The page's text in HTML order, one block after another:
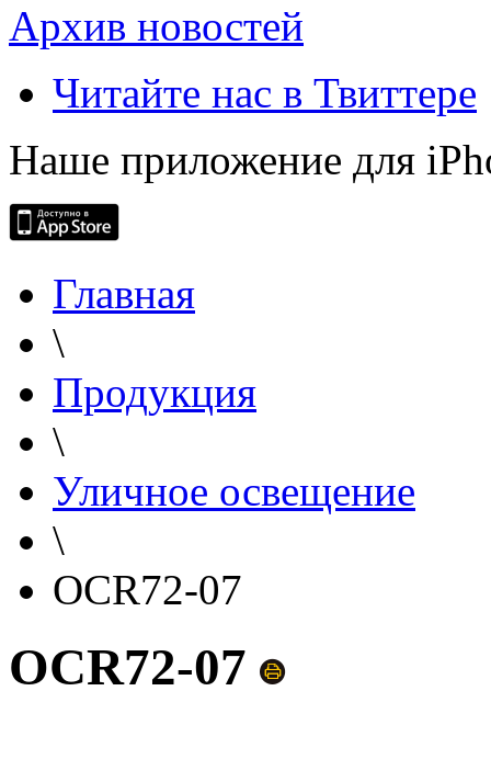
Архив новостей
Читайте нас в Твиттере
Наше приложение для
Главная
\
Продукция
\
Уличное освещение
\
OCR72-07
OCR72-07